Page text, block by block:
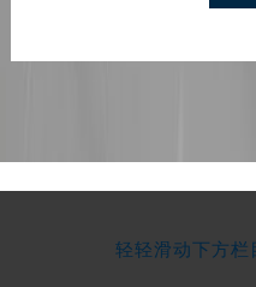
轻轻滑动下方栏